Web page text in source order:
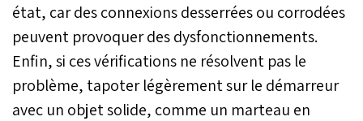
état, car des connexions desserrées ou corrodées
peuvent provoquer des dysfonctionnements.
Enfin, si ces vérifications ne résolvent pas le
problème, tapoter légèrement sur le démarreur
avec un objet solide, comme un marteau en